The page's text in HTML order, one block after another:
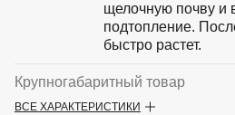
щелочную почву и
подтопление.
быстро растет.
Крупногабаритный товар
ВСЕ ХАРАКТЕРИСТИКИ